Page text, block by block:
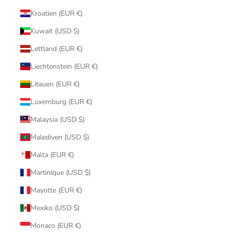
Kroatien (EUR €)
Kuwait (USD $)
Lettland (EUR €)
Liechtenstein (EUR €)
Litauen (EUR €)
Luxemburg (EUR €)
Malaysia (USD $)
Malediven (USD $)
Malta (EUR €)
Martinique (USD $)
Mayotte (EUR €)
Mexiko (USD $)
Monaco (EUR €)